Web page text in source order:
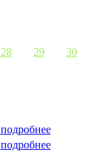
28 29 30
подробнее
подробнее